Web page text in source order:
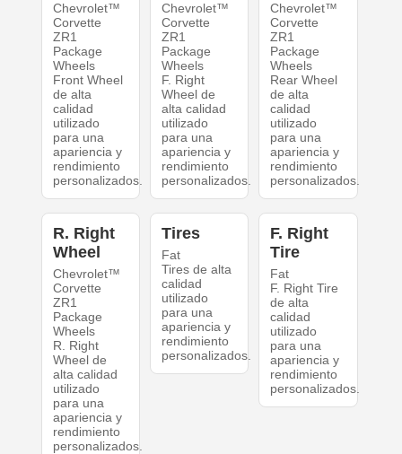
Chevrolet™
Corvette
ZR1
Package
Wheels
Front Wheel
de alta
calidad
utilizado
para una
apariencia y
rendimiento
personalizados.
Chevrolet™
Corvette
ZR1
Package
Wheels
F. Right
Wheel de
alta calidad
utilizado
para una
apariencia y
rendimiento
personalizados.
Chevrolet™
Corvette
ZR1
Package
Wheels
Rear Wheel
de alta
calidad
utilizado
para una
apariencia y
rendimiento
personalizados.
R. Right
Wheel
Chevrolet™
Corvette
ZR1
Package
Wheels
R. Right
Wheel de
alta calidad
utilizado
para una
apariencia y
rendimiento
personalizados.
Tires
Fat
Tires de alta
calidad
utilizado
para una
apariencia y
rendimiento
personalizados.
F. Right
Tire
Fat
F. Right Tire
de alta
calidad
utilizado
para una
apariencia y
rendimiento
personalizados.